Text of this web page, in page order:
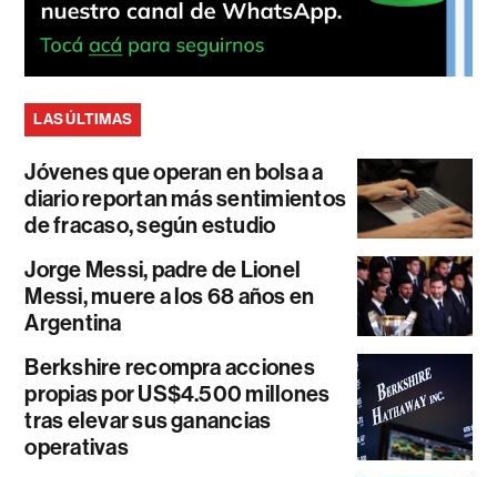
LAS ÚLTIMAS
Jóvenes que operan en bolsa a
diario reportan más sentimientos
de fracaso, según estudio
Jorge Messi, padre de Lionel
Messi, muere a los 68 años en
Argentina
Berkshire recompra acciones
propias por US$4.500 millones
tras elevar sus ganancias
operativas